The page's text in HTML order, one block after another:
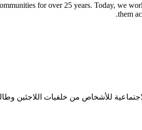
for over 25 years. Today, we
them
للأشخاص من خلفيات اللاجئين